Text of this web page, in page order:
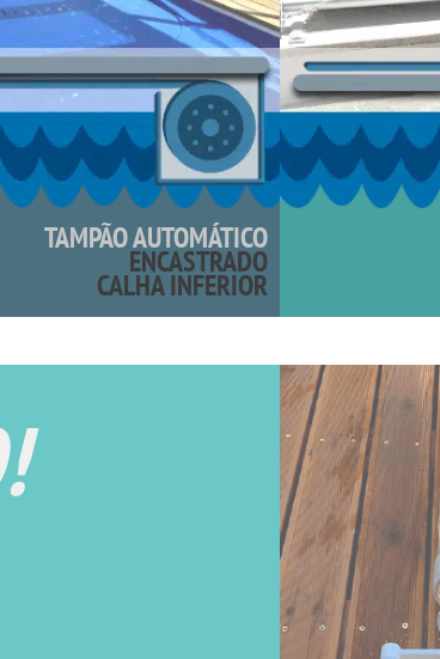
TAMPÃO AUTOMÁTICO
ENCASTRADO
CALHA INFERIOR